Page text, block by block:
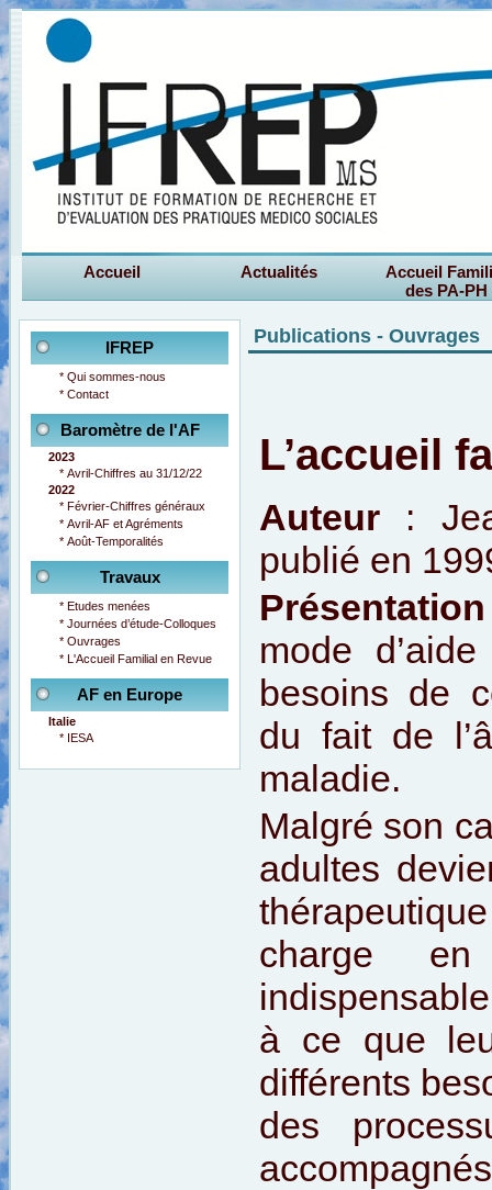
Accueil Actualités
Accueil
des PA-PH
IFREP
* Qui sommes-nous
* Contact
Baromètre de l'AF
2023
* Avril-Chiffres au 31/12/22
2022
* Février-Chiffres généraux
* Avril-AF et Agréments
* Août-Temporalités
Travaux
* Etudes menées
* Journées d’étude-Colloques
* Ouvrages
* L'Accueil Familial en Revue
AF en Europe
Italie
* IESA
Publications - Ouvrages
L’accueil
Auteur :
publié en
mode
besoins de
du fait de
maladie.
Malgré son
adultes
charge
à ce que
différents
des